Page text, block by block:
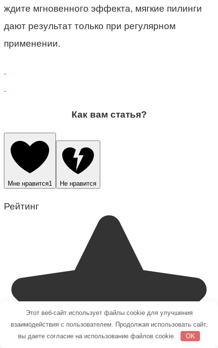
ждите мгновенного эффекта, мягкие пилинги
дают результат только при регулярном
применении.
Как вам статья?
Мне нравится1 Не нравится
Рейтинг
Этот веб-сайт использует файлы cookie для улучшения
взаимодействия с пользователем. Продолжая использовать сайт,
вы даете согласие на использование файлов cookie.
OK